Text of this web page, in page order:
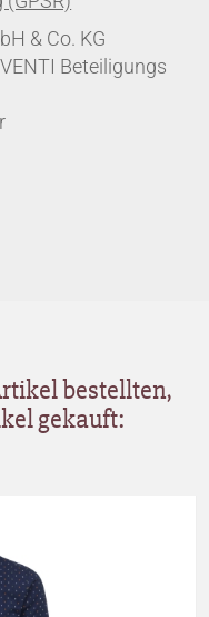
& Co. KG
Beteiligungs
bestellten,
gekauft: